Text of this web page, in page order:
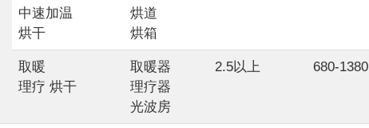
中速加温
烘干
烘道
烘箱
取暖
理疗 烘干
取暖器
理疗器
光波房
2.5以上 680-1380